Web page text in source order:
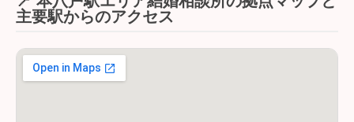
主要駅からのアクセス